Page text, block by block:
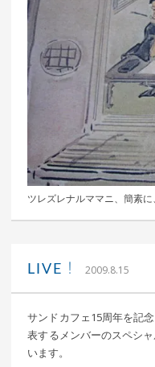
ツレズレナルママニ、簡素
LIVE！ 2009.8.15
サンドカフェ15周年を記
表するメンバーのスペシ
います。